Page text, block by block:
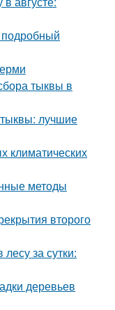
подробный
тыквы в
тыквы: лучшие
климатических
методы
второго
за сутки:
деревьев